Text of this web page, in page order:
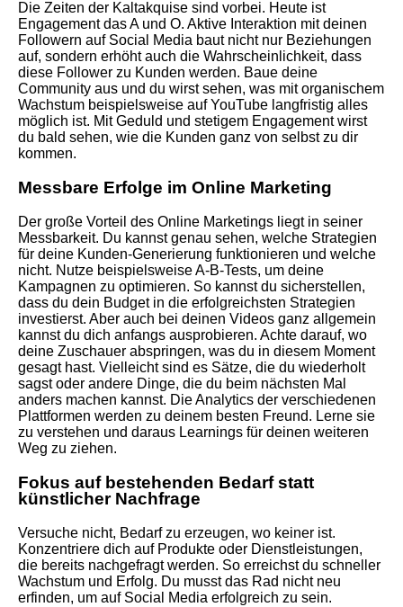
Die Zeiten der Kaltakquise sind vorbei. Heute ist
Engagement das A und O. Aktive Interaktion mit deinen
Followern auf Social Media baut nicht nur Beziehungen
auf, sondern erhöht auch die Wahrscheinlichkeit, dass
diese Follower zu Kunden werden. Baue deine
Community aus und du wirst sehen, was mit organischem
Wachstum beispielsweise auf YouTube langfristig alles
möglich ist. Mit Geduld und stetigem Engagement wirst
du bald sehen, wie die Kunden ganz von selbst zu dir
kommen.
Messbare Erfolge im Online Marketing
Der große Vorteil des Online Marketings liegt in seiner
Messbarkeit. Du kannst genau sehen, welche Strategien
für deine Kunden-Generierung funktionieren und welche
nicht. Nutze beispielsweise A-B-Tests, um deine
Kampagnen zu optimieren. So kannst du sicherstellen,
dass du dein Budget in die erfolgreichsten Strategien
investierst. Aber auch bei deinen Videos ganz allgemein
kannst du dich anfangs ausprobieren. Achte darauf, wo
deine Zuschauer abspringen, was du in diesem Moment
gesagt hast. Vielleicht sind es Sätze, die du wiederholt
sagst oder andere Dinge, die du beim nächsten Mal
anders machen kannst. Die Analytics der verschiedenen
Plattformen werden zu deinem besten Freund. Lerne sie
zu verstehen und daraus Learnings für deinen weiteren
Weg zu ziehen.
Fokus auf bestehenden Bedarf statt
künstlicher Nachfrage
Versuche nicht, Bedarf zu erzeugen, wo keiner ist.
Konzentriere dich auf Produkte oder Dienstleistungen,
die bereits nachgefragt werden. So erreichst du schneller
Wachstum und Erfolg. Du musst das Rad nicht neu
erfinden, um auf Social Media erfolgreich zu sein.